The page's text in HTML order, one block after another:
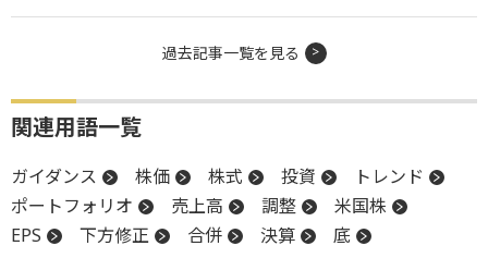
過去記事一覧を見る
関連用語一覧
ガイダンス 株価 株式 投資
トレンド
ポートフォリオ
売上高 調整
米国株
EPS
下方修正 合併 決算 底